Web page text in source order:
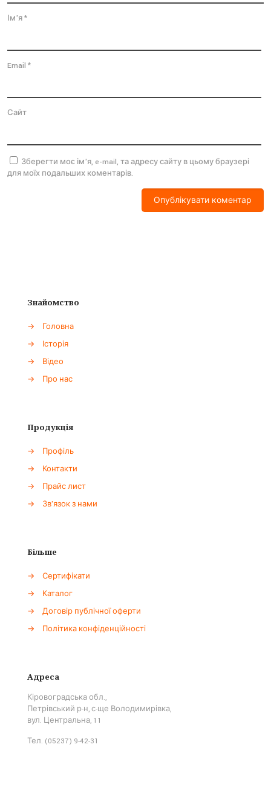
Ім'я*
Email *
Сайт
Зберегти моє ім'я, e-mail, та адресу сайту в цьому браузері
для моїх подальших коментарів.
Знайомство
→
Головна
→
Історія
→
Відео
→
Про нас
Продукція
→
Профіль
→
Контакти
→
Прайс лист
→
Зв'язок з нами
Більше
→
Сертифікати
→
Каталог
→
Договір публічної оферти
→
Політика конфіденційності
Адреса
Кіровоградська обл.,
Петрівський р-н, с-ще Володимирівка,
вул. Центральна, 11
Тел. (05237) 9-42-31